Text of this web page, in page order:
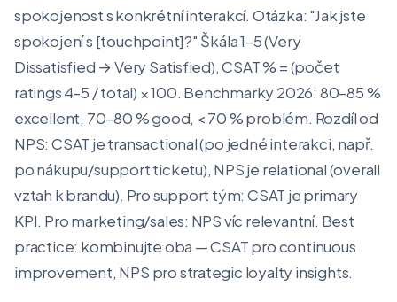
spokojenost s konkrétní interakcí. Otázka: "Jak jste
spokojení s [touchpoint]?" Škála 1–5 (Very
Dissatisfied → Very Satisfied), CSAT % = (počet
ratings 4-5 / total) × 100. Benchmarky 2026: 80–85 %
excellent, 70–80 % good, < 70 % problém. Rozdíl od
NPS: CSAT je transactional (po jedné interakci, např.
po nákupu/support ticketu), NPS je relational (overall
vztah k brandu). Pro support tým: CSAT je primary
KPI. Pro marketing/sales: NPS víc relevantní. Best
practice: kombinujte oba — CSAT pro continuous
improvement, NPS pro strategic loyalty insights.